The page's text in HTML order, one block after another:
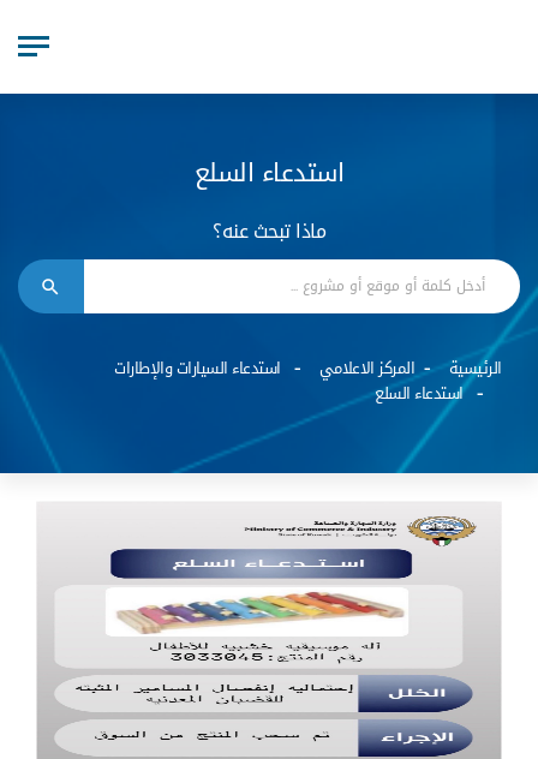
استدعاء السلع
ماذا تبحث عنه؟
الرئيسية المركز الاعلامي
استدعاء السيارات والإطارات
استدعاء السلع